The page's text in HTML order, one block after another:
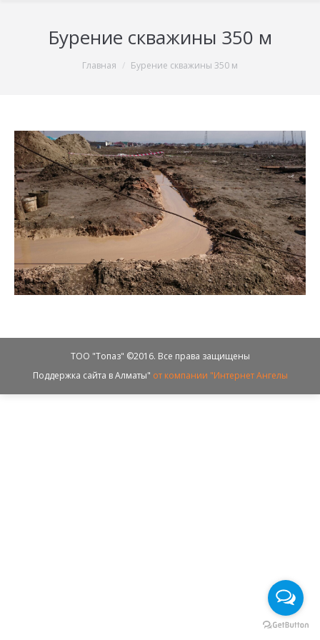
Бурение скважины 350 м
Главная Бурение скважины 350 м
ТОО "Топаз" ©2016. Все права защищены
Поддержка сайта в Алматы" от компании "Интернет Ангелы